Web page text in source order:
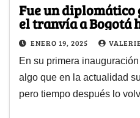
Fue un
el tranvía a Bogotá
ENERO 19, 2025
En su primera
algo que en la actualidad
pero tiempo después lo